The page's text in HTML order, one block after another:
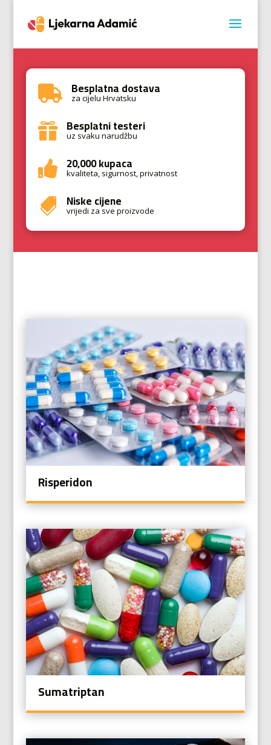
 Besplatna dostava
za cijelu Hrvatsku
 Besplatni testeri
uz svaku narudžbu
 20,000 kupaca
kvaliteta, sigurnost, privatnost
 Niske cijene
vrijedi za sve proizvode
Risperidon
Sumatriptan